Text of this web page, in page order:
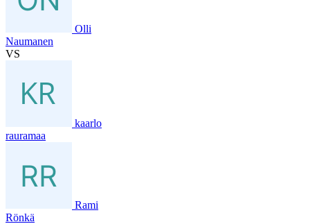
Olli
Naumanen
VS
kaarlo
rauramaa
Rami
Rönkä